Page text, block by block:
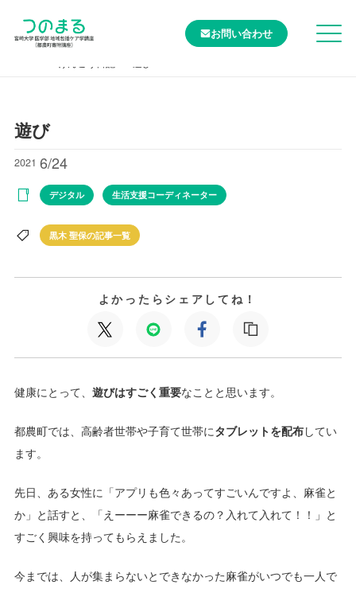
お問い合わせ
遊び
2021 6/24
デジタル 生活支援コーディネーター
黒木 聖保の記事一覧
よかったらシェアしてね！
健康にとって、 遊びはすごく重要なことと思います。
都農町では、高齢者世帯や子育て世帯にタブレットを配布してい
ます。
先日、ある女性に「アプリも色々あってすごいんですよ、麻雀と
か」と話すと、「えーーー麻雀できるの？入れて入れて！！」と
すごく興味を持ってもらえました。
今までは、人が集まらないとできなかった麻雀がいつでも一人で